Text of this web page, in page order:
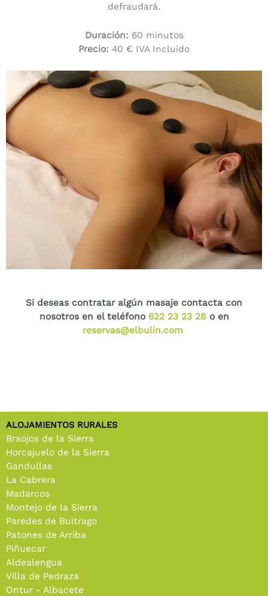
defraudará.
Duración: 60 minutos
Precio: 40 € IVA Incluido
Si deseas contratar algún masaje contacta con
nosotros en el teléfono 622 23 23 28 o en
reservas@elbulin.com
ALOJAMIENTOS RURALES
Braojos de la Sierra
Horcajuelo de la Sierra
Gandullas
La Cabrera
Madarcos
Montejo de la Sierra
Paredes de Buitrago
Patones de Arriba
Piñuecar
Aldealengua
Villa de Pedraza
Ontur - Albacete